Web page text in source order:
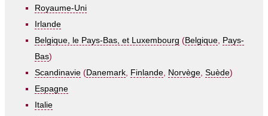
Royaume-Uni
Irlande
Belgique, le Pays-Bas, et Luxembourg (Belgique, Pays-
Bas)
Scandinavie (Danemark, Finlande, Norvège, Suède)
Espagne
Italie